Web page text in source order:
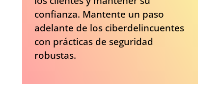
confianza. Mantente un paso
adelante de los ciberdelincuentes
con prácticas de seguridad
robustas.